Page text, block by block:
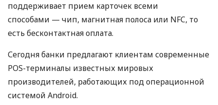
поддерживает прием карточек всеми
способами — чип, магнитная полоса или NFC, то
есть бесконтактная оплата.
Сегодня банки предлагают клиентам современные
POS-терминалы известных мировых
производителей, работающих под операционной
системой Android.